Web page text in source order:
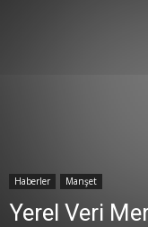
Haberler Manşet
Yerel Veri